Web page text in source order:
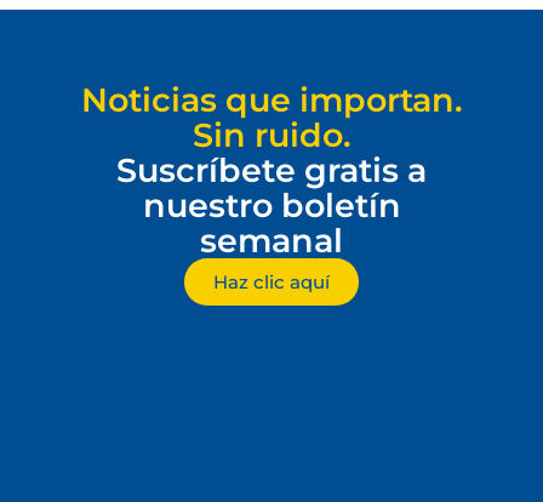
Noticias que importan.
Sin ruido.
Suscríbete gratis a
nuestro boletín
semanal
Haz clic aquí